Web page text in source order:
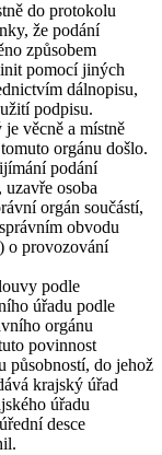
do protokolu
že podání
způsobem
pomocí jiných
dálnopisu,
podpisu.
věcně a místně
orgánu došlo.
podání
osoba
orgán součástí,
obvodu
o provozování
podle
úřadu podle
orgánu
povinnost
působností, do jehož
krajský úřad
úřadu
desce